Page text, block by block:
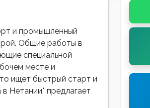
и промышленный
Общие работы в
специальной
месте и
ищет быстрый старт и
Нетании." предлагает